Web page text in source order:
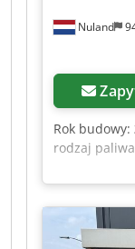
Nuland
Rok budowy:
rodzaj
CLUBCAR
golfowy,
przez
sprawdzić
są z punktu